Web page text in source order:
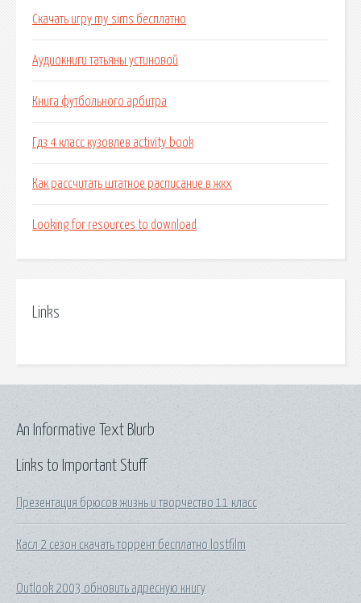
Скачать игру my sims бесплатно
Аудиокниги татьяны устиновой
Книга футбольного арбитра
Гдз 4 класс кузовлев activity book
Как рассчитать штатное расписание в жкх
Looking for resources to download
Links
Links to Important Stuff
Презентация брюсов жизнь и творчество 11 класс
Касл 2 сезон скачать торрент бесплатно lostfilm
Outlook 2003 обновить адресную книгу
An Informative Text Blurb